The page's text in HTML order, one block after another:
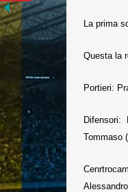
La prima
Questa la
Portieri:
Difensori:
Tommaso